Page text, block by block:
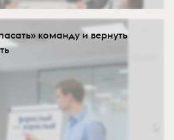
команду и вернуть